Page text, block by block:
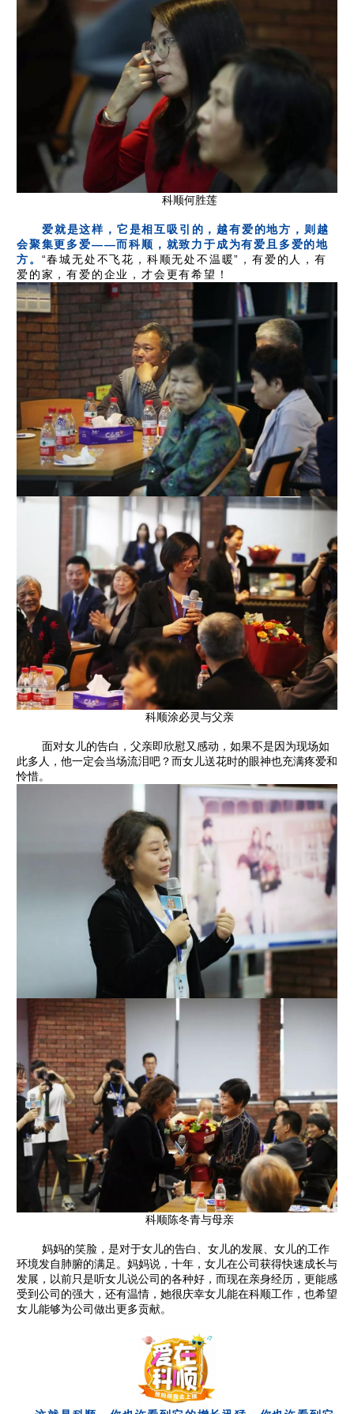
科顺何胜莲
爱就是这样，它是相互吸引的，越有爱的地方，则越
会聚集更多爱——而科顺，就致力于成为有爱且多爱的地
方。 “春城无处不飞花，科顺无处不温暖”，有爱的人，有
爱的家，有爱的企业，才会更有希望！
科顺涂必灵与父亲
面对女儿的告白，父亲即欣慰又感动，如果不是因为现场如
此多人，他一定会当场流泪吧？而女儿送花时的眼神也充满疼爱和
怜惜。
科顺陈冬青与母亲
妈妈的笑脸，是对于女儿的告白、女儿的发展、女儿的工作
环境发自肺腑的满足。妈妈说，十年，女儿在公司获得快速成长与
发展，以前只是听女儿说公司的各种好，而现在亲身经历，更能感
受到公司的强大，还有温情，她很庆幸女儿能在科顺工作，也希望
女儿能够为公司做出更多贡献。